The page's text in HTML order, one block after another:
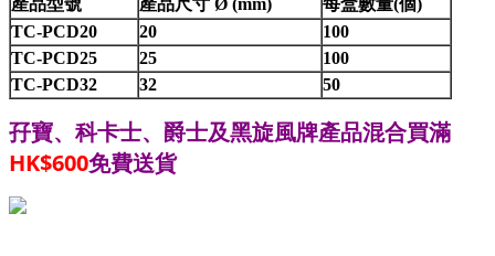
產品型號
產品尺寸 Ø (mm)
每盒數量(個)
TC-PCD20
20
100
TC-PCD25
25
100
TC-PCD32
32 50
孖寶、科卡士、爵士及黑旋風牌產品混合買滿
HK$600免費送貨